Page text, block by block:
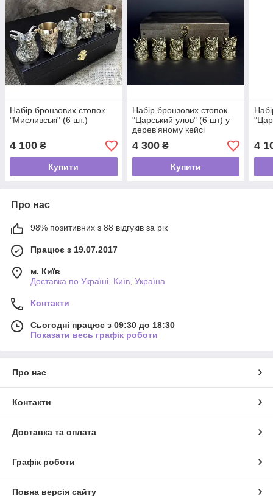
Набір бронзових стопок
"Мисливські" (6 шт.)
4 100 ₴
Купити
Набір бронзових стопок
"Царський улов" (6 шт) у
дерев'яному кейсі
4 300₴
Купити
4
Про нас
98% позитивних з 88 відгуків за рік
Працює з 19.07.2017
м. Київ
Доставка по Україні, Київ, Україна
Контакти
Сьогодні працює з 09:30 до 18:30
Показати весь графік роботи
Про нас
Контакти
Доставка та оплата
Графік роботи
Повна версія сайту